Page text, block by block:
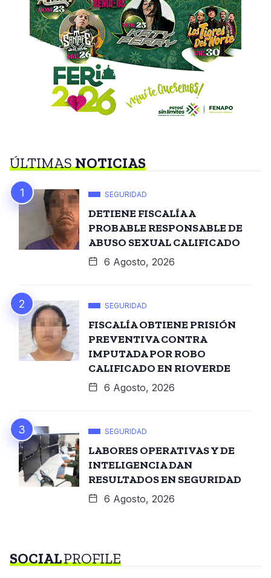
ÚLTIMASNOTICIAS
SEGURIDAD
DETIENE FISCALÍA A
PROBABLE RESPONSABLE DE
ABUSO SEXUAL CALIFICADO
6 Agosto, 2026
SEGURIDAD
FISCALÍA OBTIENE PRISIÓN
PREVENTIVA CONTRA
IMPUTADA POR ROBO
CALIFICADO EN RIOVERDE
6 Agosto, 2026
SEGURIDAD
LABORES OPERATIVAS Y DE
INTELIGENCIA DAN
RESULTADOS EN SEGURIDAD
6 Agosto, 2026
SOCIALPROFILE